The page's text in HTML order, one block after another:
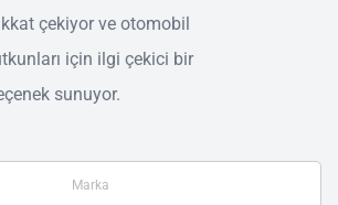
çekiyor ve otomobil
için ilgi çekici bir
sunuyor.
Marka